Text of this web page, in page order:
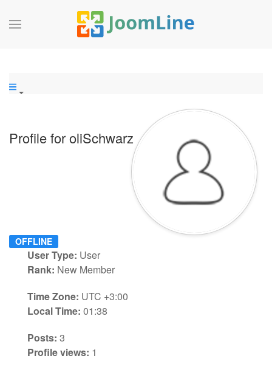
Profile for oliSchwarz
OFFLINE
User Type: User
Rank: New Member
Time Zone: UTC +3:00
Local Time: 01:38
Posts: 3
Profile views: 1